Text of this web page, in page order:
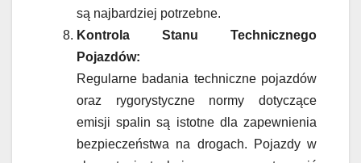
są najbardziej potrzebne.
Kontrola Stanu Technicznego
Pojazdów:
Regularne badania techniczne pojazdów
oraz rygorystyczne normy dotyczące
emisji spalin są istotne dla zapewnienia
bezpieczeństwa na drogach. Pojazdy w